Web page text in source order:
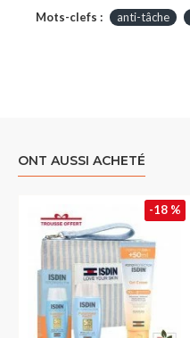
Mots-clefs : anti-tâche
ONT AUSSI ACHETÉ
-18 %